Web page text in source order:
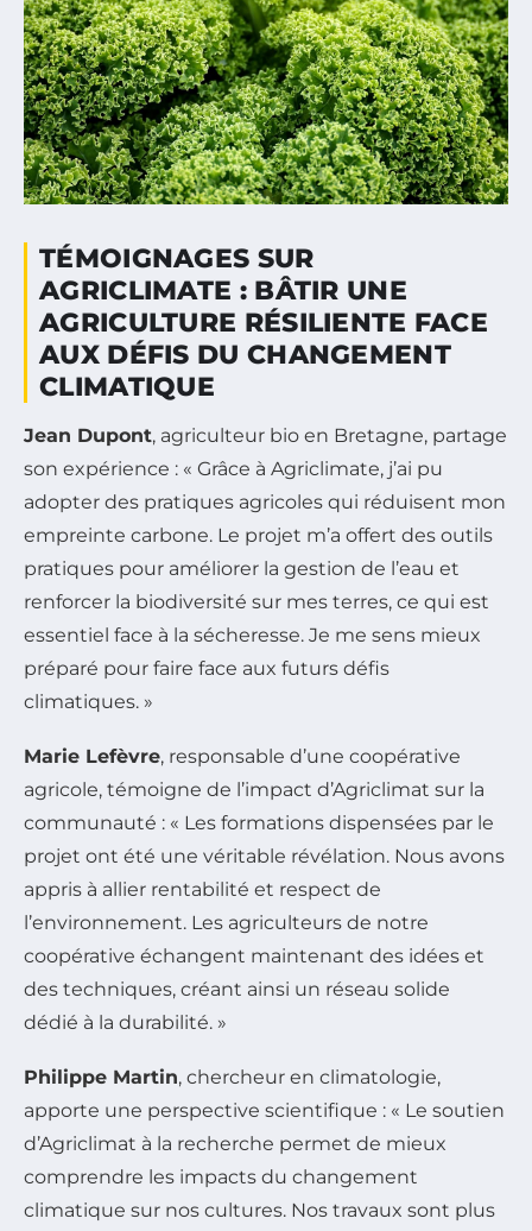
TÉMOIGNAGES SUR
AGRICLIMATE : BÂTIR UNE
AGRICULTURE RÉSILIENTE FACE
AUX DÉFIS DU CHANGEMENT
CLIMATIQUE
Jean Dupont, agriculteur bio en Bretagne, partage
son expérience : « Grâce à Agriclimate, j’ai pu
adopter des pratiques agricoles qui réduisent mon
empreinte carbone. Le projet m’a offert des outils
pratiques pour améliorer la gestion de l’eau et
renforcer la biodiversité sur mes terres, ce qui est
essentiel face à la sécheresse. Je me sens mieux
préparé pour faire face aux futurs défis
climatiques. »
Marie Lefèvre, responsable d’une coopérative
agricole, témoigne de l’impact d’Agriclimat sur la
communauté : « Les formations dispensées par le
projet ont été une véritable révélation. Nous avons
appris à allier rentabilité et respect de
l’environnement. Les agriculteurs de notre
coopérative échangent maintenant des idées et
des techniques, créant ainsi un réseau solide
dédié à la durabilité. »
Philippe Martin, chercheur en climatologie,
apporte une perspective scientifique : « Le soutien
d’Agriclimat à la recherche permet de mieux
comprendre les impacts du changement
climatique sur nos cultures. Nos travaux sont plus